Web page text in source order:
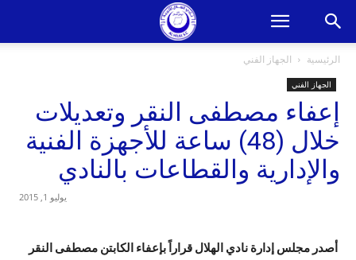
الرئيسية الجهاز الفني
الجهاز الفني
إعفاء مصطفى النقر وتعديلات
خلال (48) ساعة للأجهزة الفنية
والإدارية والقطاعات بالنادي
يوليو 1, 2015
أصدر مجلس إدارة نادي الهلال قراراً بإعفاء الكابتن مصطفى النقر